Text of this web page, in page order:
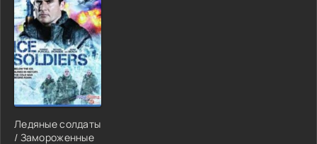
Ледяные солдаты
/ Замороженные